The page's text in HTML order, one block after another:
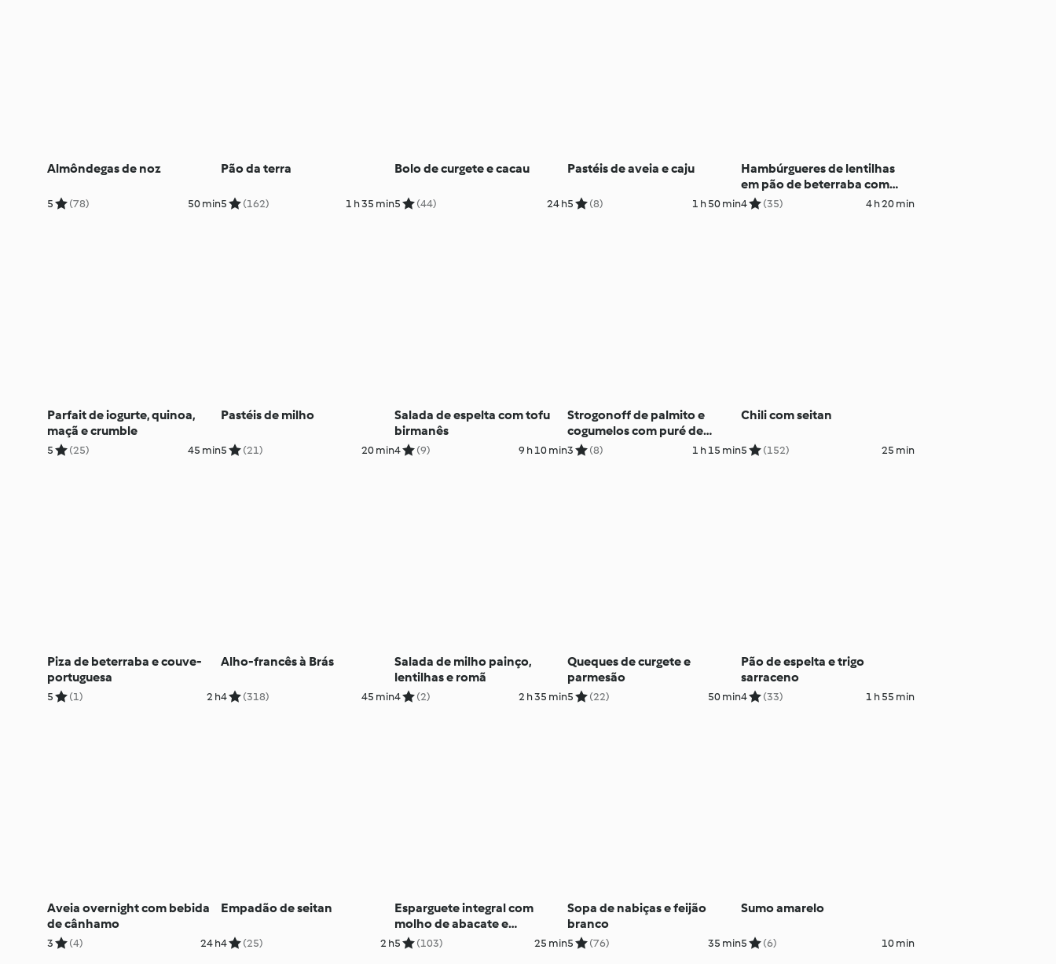
Almôndegas de noz
5 (78) 50 min
Pão da terra
5 (162) 1 h 35 min
Bolo de curgete e cacau
5 (44) 24 h
Pastéis de aveia e caju
5 (8) 1 h 50 min
Hambúrgueres de lentilhas
em pão de beterraba com
maionese vegan
4 (35) 4 h 20 min
Parfait de iogurte, quinoa,
maçã e crumble
5 (25) 45 min
Pastéis de milho
5 (21) 20 min
Salada de espelta com tofu
birmanês
4 (9) 9 h 10 min
Strogonoff de palmito e
cogumelos com puré de
pastinaca e alho-francês
3 (8) 1 h 15 min
Chili com seitan
5 (152) 25 min
Piza de beterraba e couve-
portuguesa
5 (1) 2 h
Alho-francês à Brás
4 (318) 45 min
Salada de milho painço,
lentilhas e romã
4 (2) 2 h 35 min
Queques de curgete e
parmesão
5 (22) 50 min
Pão de espelta e trigo
sarraceno
4 (33) 1 h 55 min
Aveia overnight com bebida
de cânhamo
3 (4) 24 h
Empadão de seitan
4 (25) 2 h
Esparguete integral com
molho de abacate e
'parmesão' vegan
5 (103) 25 min
Sopa de nabiças e feijão
branco
5 (76) 35 min
Sumo amarelo
5 (6) 10 min